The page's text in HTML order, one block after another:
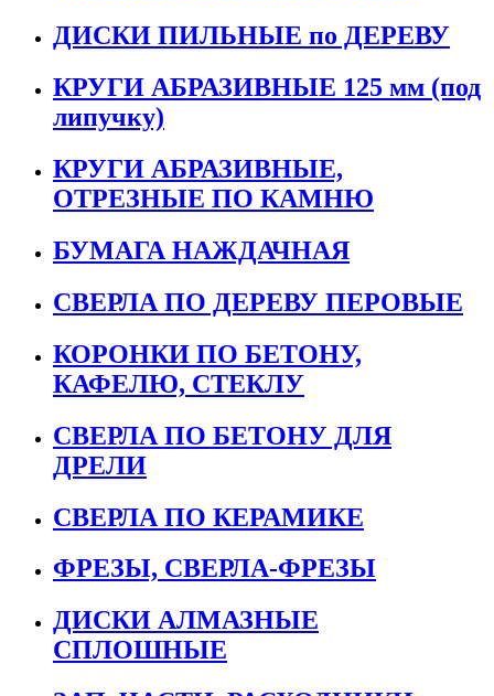
ДИСКИ ПИЛЬНЫЕ по ДЕРЕВУ
КРУГИ АБРАЗИВНЫЕ 125 мм (под
липучку)
КРУГИ АБРАЗИВНЫЕ,
ОТРЕЗНЫЕ ПО КАМНЮ
БУМАГА НАЖДАЧНАЯ
СВЕРЛА ПО ДЕРЕВУ ПЕРОВЫЕ
КОРОНКИ ПО БЕТОНУ,
КАФЕЛЮ, СТЕКЛУ
СВЕРЛА ПО БЕТОНУ ДЛЯ
ДРЕЛИ
СВЕРЛА ПО КЕРАМИКЕ
ФРЕЗЫ, СВЕРЛА-ФРЕЗЫ
ДИСКИ АЛМАЗНЫЕ
СПЛОШНЫЕ